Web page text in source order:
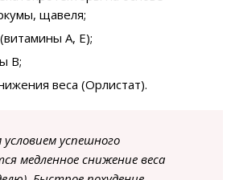
щавеля;
А, Е);
В;
веса (Орлистат).
успешного
медленное снижение веса